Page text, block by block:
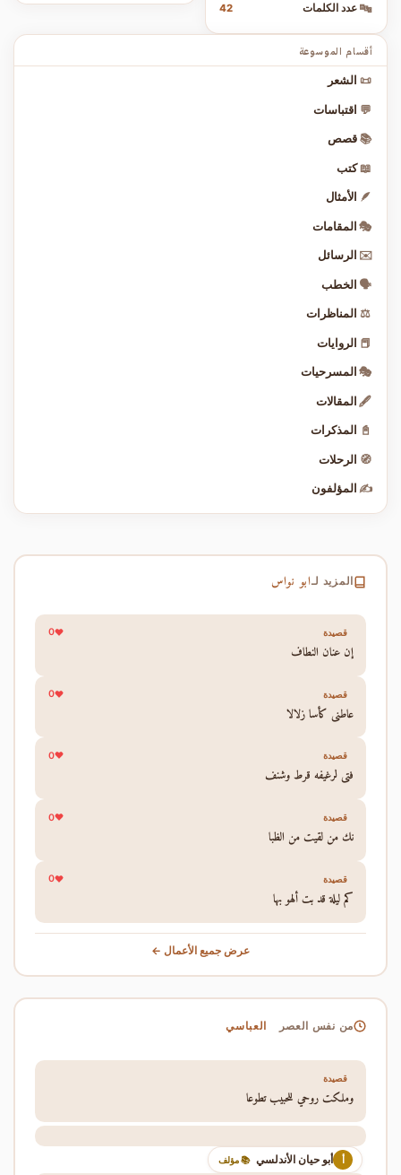
🔤 عدد الكلمات 42
أقسام الموسوعة
📜 الشعر
💬 اقتباسات
📚 قصص
📖 كتب
🪶 الأمثال
🎭 المقامات
✉️ الرسائل
🗣️ الخطب
⚖️ المناظرات
📕 الروايات
🎭 المسرحيات
🖋️ المقالات
📓 المذكرات
🧭 الرحلات
✍️ المؤلفون
المزيد لـابو نواس
قصيدة 0
إن عنان النطاف
قصيدة 0
عاطني كأسا زلالا
قصيدة 0
فتى لرغيفه قرط وشنف
قصيدة 0
نك من لقيت من الظبا
قصيدة 0
كم ليلة قد بت ألهو بها
عرض جميع الأعمال ←
من نفس العصر العباسي
قصيدة
وملكت روحي للحبيب تطوعا
أ أبو حيان الأندلسي 📚 مؤلف